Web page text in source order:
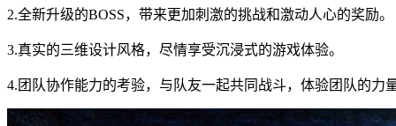
2.全新升级的BOSS，带来更加刺激的挑战和激动人心的奖励。
3.真实的三维设计风格，尽情享受沉浸式的游戏体验。
4.团队协作能力的考验，与队友一起共同战斗，体验团队的力